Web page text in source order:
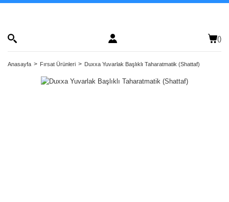
()
Anasayfa Fırsat Ürünleri Duxxa Yuvarlak Başlıklı Taharatmatik (Shattaf)